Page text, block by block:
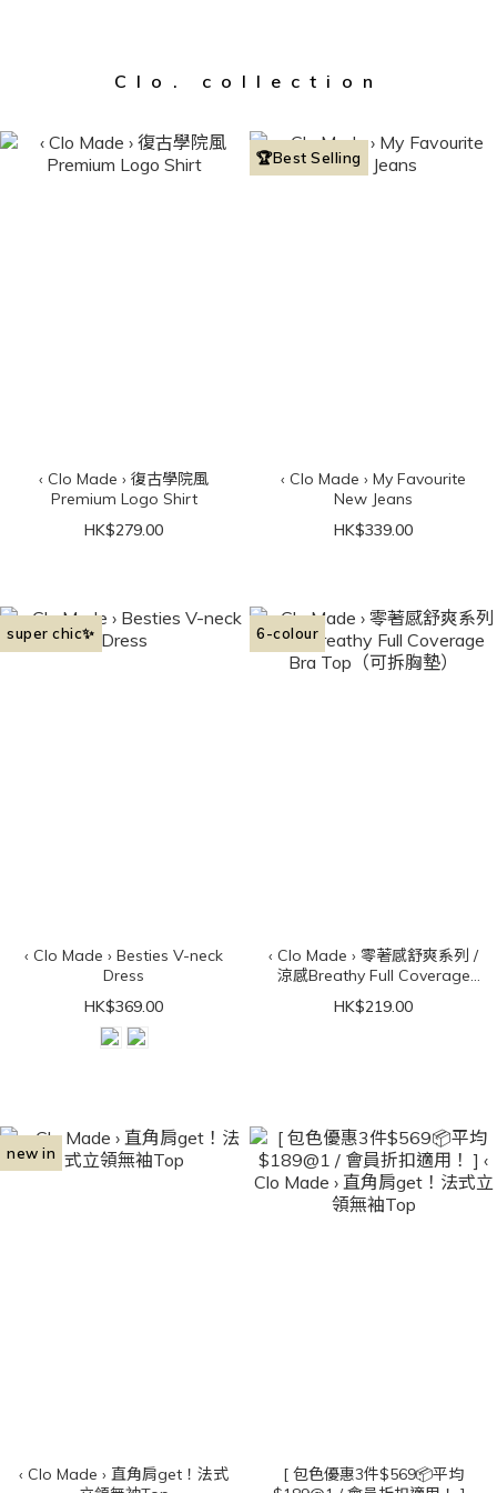
Clo. collection
‹ Clo Made › 復古學院風
Premium Logo Shirt
HK$279.00
🏆Best Selling
‹ Clo Made › My Favourite
New Jeans
HK$339.00
super chic✨
‹ Clo Made › Besties V-neck
Dress
HK$369.00
6-colour
‹ Clo Made › 零著感舒爽系列 /
涼感Breathy Full Coverage
Bra Top（可拆胸墊）
HK$219.00
new in
‹ Clo Made › 直角肩get！法式
[ 包色優惠3件$569📦平均